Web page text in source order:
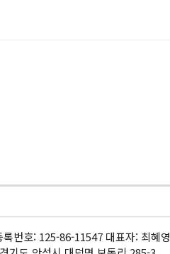
록번호: 125-86-11547 대표자: 최혜영